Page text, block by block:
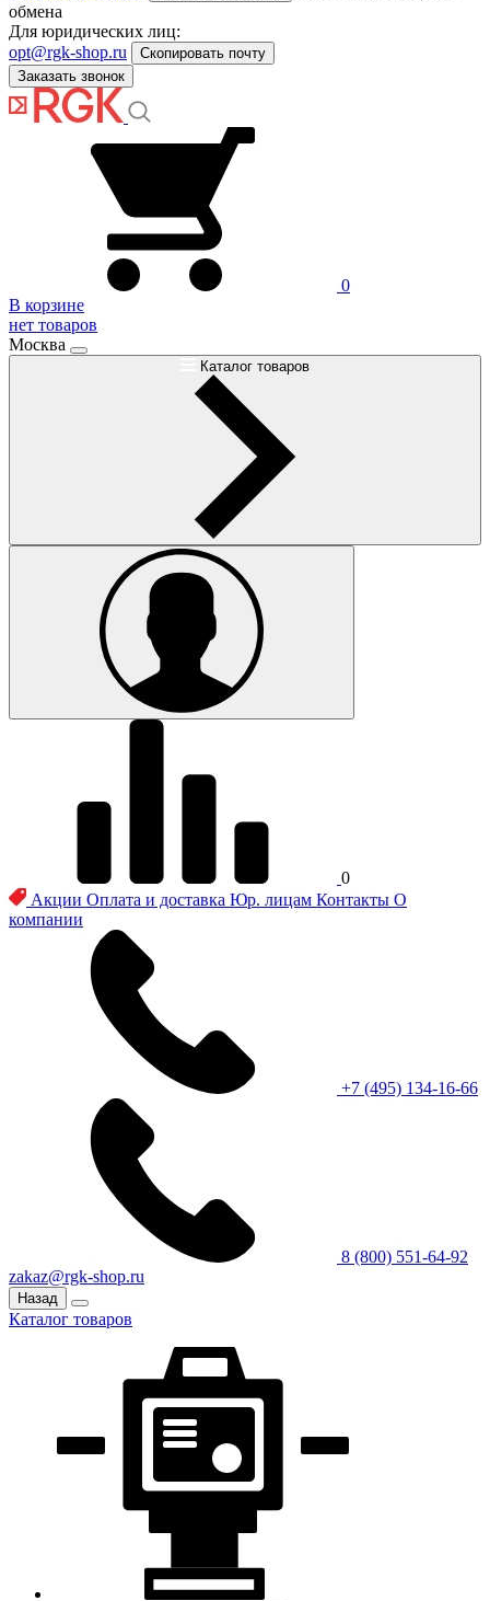
обмена
Для юридических лиц:
opt@rgk-shop.ru
Скопировать почту
Заказать звонок
0
В корзине
нет товаров
Москва
Каталог товаров
0
Акции Оплата и доставка Юр. лицам Контакты О
компании
+7 (495) 134-16-66
8 (800) 551-64-92
zakaz@rgk-shop.ru
Назад
Каталог товаров